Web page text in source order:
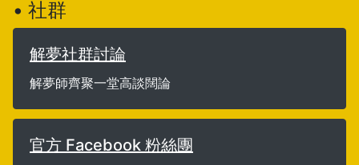
• 社群
解夢社群討論
解夢師齊聚一堂高談闊論
官方 Facebook 粉絲團